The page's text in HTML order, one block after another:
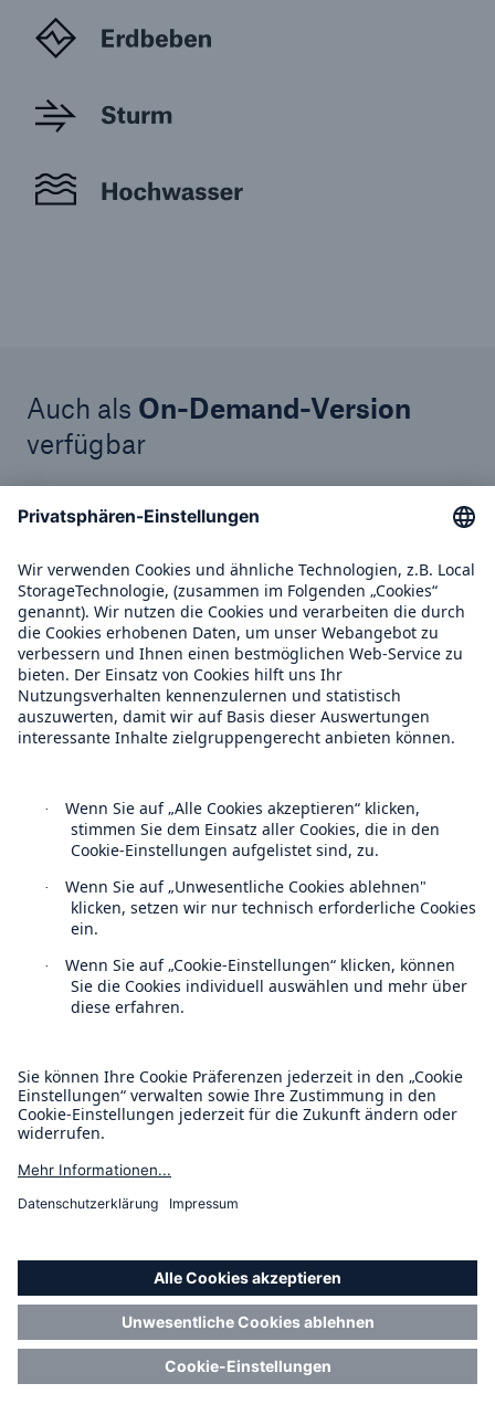
Auch als On-Demand-Version
verfügbar
Demand-Version können Sie ohne vertragliche
erwerben können, Risikobewertungen für einzelne
Standorte (nicht für ganze Portfolios) ermitteln und
als aussagekräftige Berichte herunterladen.
On-Demand-Version
Climate Change Expert Module –
64 Klimawandelvariablen oder 64
Möglichkeiten, Risiken genauer zu
bewerten